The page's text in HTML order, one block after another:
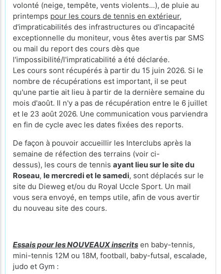
volonté (neige, tempête, vents violents...), de pluie au
printemps pour les cours de tennis en extérieur,
d'impraticabilités des infrastructures ou d'incapacité
exceptionnelle du moniteur, vous êtes avertis par SMS
ou mail du report des cours dès que
l'impossibilité/l'impraticabilité a été déclarée.
Les cours sont récupérés à partir du 15 juin 2026. Si le
nombre de récupérations est important, il se peut
qu'une partie ait lieu à partir de la dernière semaine du
mois d'août. Il n'y a pas de récupération entre le 6 juillet
et le 23 août 2026. Une communication vous parviendra
en fin de cycle avec les dates fixées des reports.
De façon à pouvoir accueillir les Interclubs après la
semaine de réfection des terrains (voir ci-
dessus), les cours de tennis ayant lieu sur le site du
Roseau, le mercredi et le samedi, sont déplacés sur le
site du Dieweg et/ou du Royal Uccle Sport. Un mail
vous sera envoyé, en temps utile, afin de vous avertir
du nouveau site des cours.
Essais pour les NOUVEAUX inscrits en baby-tennis,
mini-tennis 12M ou 18M, football, baby-futsal, escalade,
judo et Gym :